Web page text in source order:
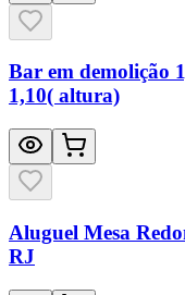
Bar em demolição
1,10( altura)
Aluguel Mesa
RJ